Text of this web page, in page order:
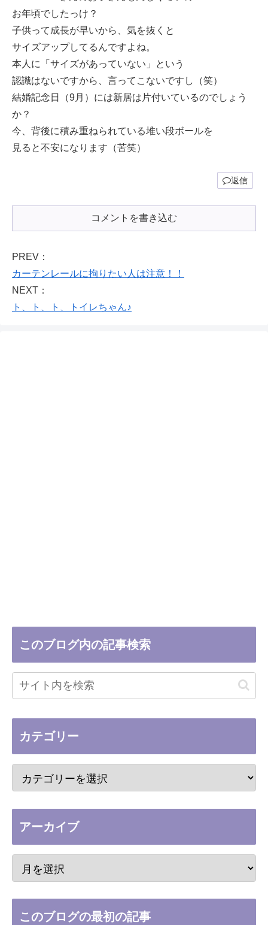
お年頃でしたっけ？
子供って成長が早いから、気を抜くと
サイズアップしてるんですよね。
本人に「サイズがあっていない」という
認識はないですから、言ってこないですし（笑）
結婚記念日（9月）には新居は片付いているのでしょう
か？
今、背後に積み重ねられている堆い段ボールを
見ると不安になります（苦笑）
返信
コメントを書き込む
PREV：
カーテンレールに拘りたい人は注意！！
NEXT：
ト、ト、ト、トイレちゃん♪
このブログ内の記事検索
カテゴリー
アーカイブ
このブログの最初の記事